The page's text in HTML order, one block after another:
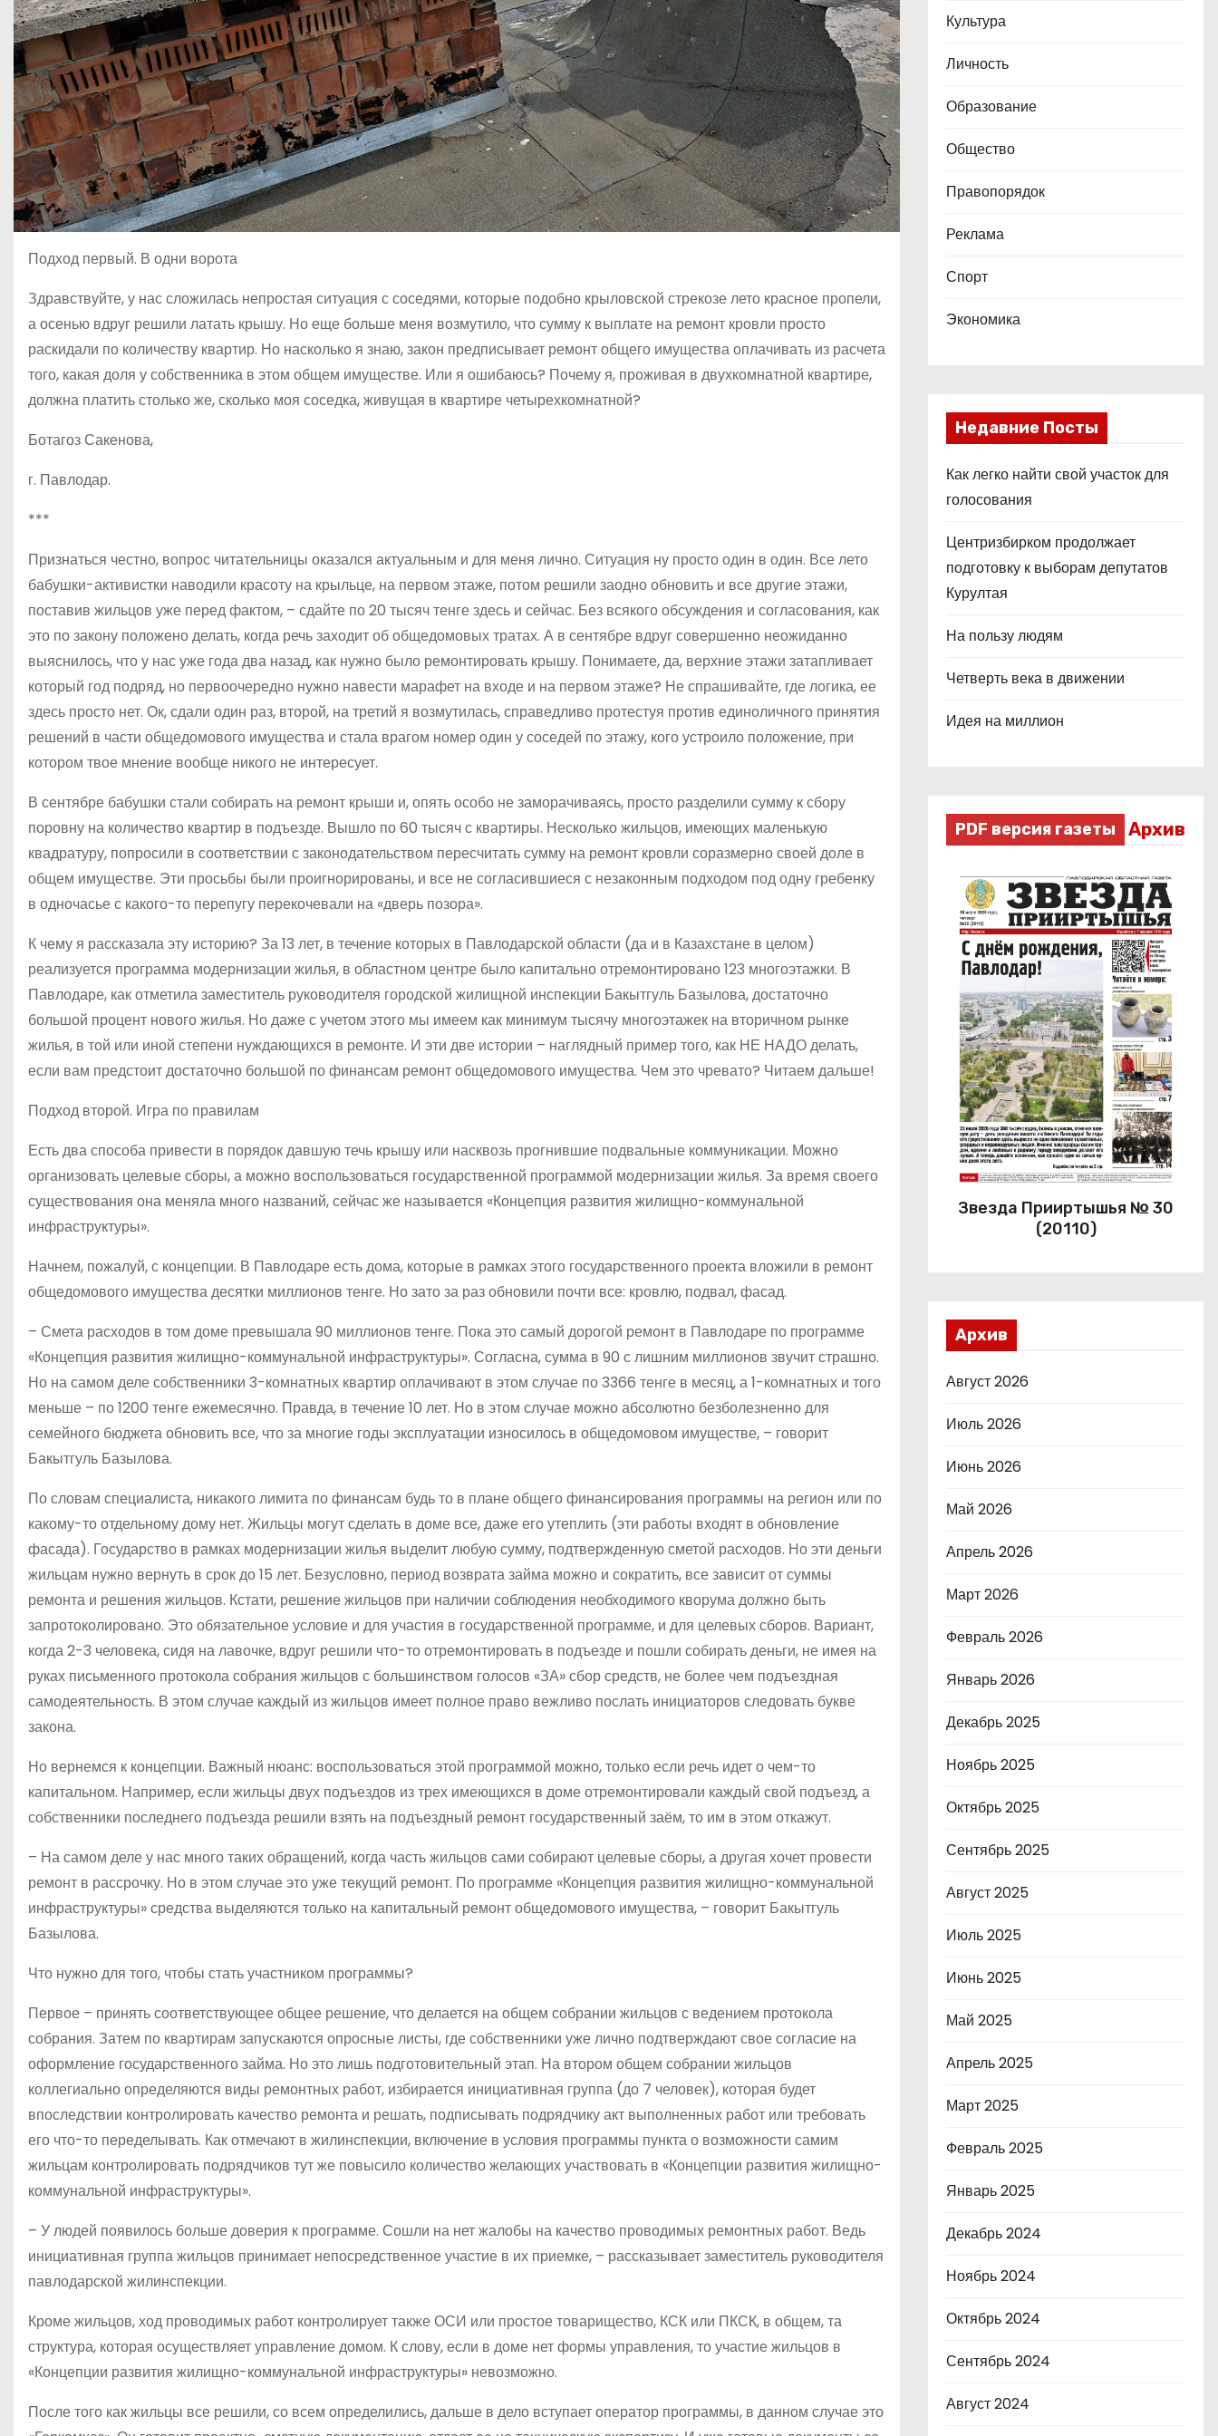
Подход первый. В одни ворота
Здравствуйте, у нас сложилась непростая ситуация с соседями, которые подобно крыловской стрекозе лето красное пропели,
а осенью вдруг решили латать крышу. Но еще больше меня возмутило, что сумму к выплате на ремонт кровли просто
раскидали по количеству квартир. Но насколько я знаю, закон предписывает ремонт общего имущества оплачивать из расчета
того, какая доля у собственника в этом общем имуществе. Или я ошибаюсь? Почему я, проживая в двухкомнатной квартире,
должна платить столько же, сколько моя соседка, живущая в квартире четырехкомнатной?
Ботагоз Сакенова,
г. Павлодар.
***
Признаться честно, вопрос читательницы оказался актуальным и для меня лично. Ситуация ну просто один в один. Все лето
бабушки-активистки наводили красоту на крыльце, на первом этаже, потом решили заодно обновить и все другие этажи,
поставив жильцов уже перед фактом, – сдайте по 20 тысяч тенге здесь и сейчас. Без всякого обсуждения и согласования, как
это по закону положено делать, когда речь заходит об общедомовых тратах. А в сентябре вдруг совершенно неожиданно
выяснилось, что у нас уже года два назад, как нужно было ремонтировать крышу. Понимаете, да, верхние этажи затапливает
который год подряд, но первоочередно нужно навести марафет на входе и на первом этаже? Не спрашивайте, где логика, ее
здесь просто нет. Ок, сдали один раз, второй, на третий я возмутилась, справедливо протестуя против единоличного принятия
решений в части общедомового имущества и стала врагом номер один у соседей по этажу, кого устроило положение, при
котором твое мнение вообще никого не интересует.
В сентябре бабушки стали собирать на ремонт крыши и, опять особо не заморачиваясь, просто разделили сумму к сбору
поровну на количество квартир в подъезде. Вышло по 60 тысяч с квартиры. Несколько жильцов, имеющих маленькую
квадратуру, попросили в соответствии с законодательством пересчитать сумму на ремонт кровли соразмерно своей доле в
общем имуществе. Эти просьбы были проигнорированы, и все не согласившиеся с незаконным подходом под одну гребенку
в одночасье с какого-то перепугу перекочевали на «дверь позора».
К чему я рассказала эту историю? За 13 лет, в течение которых в Павлодарской области (да и в Казахстане в целом)
реализуется программа модернизации жилья, в областном центре было капитально отремонтировано 123 многоэтажки. В
Павлодаре, как отметила заместитель руководителя городской жилищной инспекции Бакытгуль Базылова, достаточно
большой процент нового жилья. Но даже с учетом этого мы имеем как минимум тысячу многоэтажек на вторичном рынке
жилья, в той или иной степени нуждающихся в ремонте. И эти две истории – наглядный пример того, как НЕ НАДО делать,
если вам предстоит достаточно большой по финансам ремонт общедомового имущества. Чем это чревато? Читаем дальше!
Подход второй. Игра по правилам
Есть два способа привести в порядок давшую течь крышу или насквозь прогнившие подвальные коммуникации. Можно
организовать целевые сборы, а можно воспользоваться государственной программой модернизации жилья. За время своего
существования она меняла много названий, сейчас же называется «Концепция развития жилищно-коммунальной
инфраструктуры».
Начнем, пожалуй, с концепции. В Павлодаре есть дома, которые в рамках этого государственного проекта вложили в ремонт
общедомового имущества десятки миллионов тенге. Но зато за раз обновили почти все: кровлю, подвал, фасад.
– Смета расходов в том доме превышала 90 миллионов тенге. Пока это самый дорогой ремонт в Павлодаре по программе
«Концепция развития жилищно-коммунальной инфраструктуры». Согласна, сумма в 90 с лишним миллионов звучит страшно.
Но на самом деле собственники 3-комнатных квартир оплачивают в этом случае по 3366 тенге в месяц, а 1-комнатных и того
меньше – по 1200 тенге ежемесячно. Правда, в течение 10 лет. Но в этом случае можно абсолютно безболезненно для
семейного бюджета обновить все, что за многие годы эксплуатации износилось в общедомовом имуществе, – говорит
Бакытгуль Базылова.
По словам специалиста, никакого лимита по финансам будь то в плане общего финансирования программы на регион или по
какому-то отдельному дому нет. Жильцы могут сделать в доме все, даже его утеплить (эти работы входят в обновление
фасада). Государство в рамках модернизации жилья выделит любую сумму, подтвержденную сметой расходов. Но эти деньги
жильцам нужно вернуть в срок до 15 лет. Безусловно, период возврата займа можно и сократить, все зависит от суммы
ремонта и решения жильцов. Кстати, решение жильцов при наличии соблюдения необходимого кворума должно быть
запротоколировано. Это обязательное условие и для участия в государственной программе, и для целевых сборов. Вариант,
когда 2-3 человека, сидя на лавочке, вдруг решили что-то отремонтировать в подъезде и пошли собирать деньги, не имея на
руках письменного протокола собрания жильцов с большинством голосов «ЗА» сбор средств, не более чем подъездная
самодеятельность. В этом случае каждый из жильцов имеет полное право вежливо послать инициаторов следовать букве
закона.
Но вернемся к концепции. Важный нюанс: воспользоваться этой программой можно, только если речь идет о чем-то
капитальном. Например, если жильцы двух подъездов из трех имеющихся в доме отремонтировали каждый свой подъезд, а
собственники последнего подъезда решили взять на подъездный ремонт государственный заём, то им в этом откажут.
– На самом деле у нас много таких обращений, когда часть жильцов сами собирают целевые сборы, а другая хочет провести
ремонт в рассрочку. Но в этом случае это уже текущий ремонт. По программе «Концепция развития жилищно-коммунальной
инфраструктуры» средства выделяются только на капитальный ремонт общедомового имущества, – говорит Бакытгуль
Базылова.
Что нужно для того, чтобы стать участником программы?
Первое – принять соответствующее общее решение, что делается на общем собрании жильцов с ведением протокола
собрания. Затем по квартирам запускаются опросные листы, где собственники уже лично подтверждают свое согласие на
оформление государственного зай­ма. Но это лишь подготовительный этап. На втором общем собрании жильцов
коллегиально определяются виды ремонтных работ, избирается инициативная группа (до 7 человек), которая будет
впоследствии контролировать качество ремонта и решать, подписывать подрядчику акт выполненных работ или требовать
его что-то переделывать. Как отмечают в жилинспекции, включение в условия программы пункта о возможности самим
жильцам контролировать подрядчиков тут же повысило количество желающих участвовать в «Концепции развития жилищно-
коммунальной инфраструктуры».
– У людей появилось больше доверия к программе. Сошли на нет жалобы на качество проводимых ремонтных работ. Ведь
инициативная группа жильцов принимает непосредственное участие в их приемке, – рассказывает заместитель руководителя
павлодарской жилинспекции.
Кроме жильцов, ход проводимых работ контролирует также ОСИ или простое товарищество, КСК или ПКСК, в общем, та
структура, которая осуществляет управление домом. К слову, если в доме нет формы управления, то участие жильцов в
«Концепции развития жилищно-коммунальной инфраструктуры» невозможно.
После того как жильцы все решили, со всем определились, дальше в дело вступает оператор программы, в данном случае это
Культура
Личность
Образование
Общество
Правопорядок
Реклама
Спорт
Экономика
Недавние Посты
Как легко найти свой участок для
голосования
Центризбирком продолжает
подготовку к выборам депутатов
Курултая
На пользу людям
Четверть века в движении
Идея на миллион
PDF версия газеты Архив
Звезда Прииртышья № 30
(20110)
Архив
Август 2026
Июль 2026
Июнь 2026
Май 2026
Апрель 2026
Март 2026
Февраль 2026
Январь 2026
Декабрь 2025
Ноябрь 2025
Октябрь 2025
Сентябрь 2025
Август 2025
Июль 2025
Июнь 2025
Май 2025
Апрель 2025
Март 2025
Февраль 2025
Январь 2025
Декабрь 2024
Ноябрь 2024
Октябрь 2024
Сентябрь 2024
Август 2024